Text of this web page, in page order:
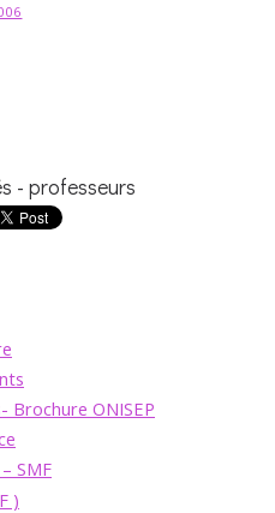
- professeurs
Brochure ONISEP
SMF
)